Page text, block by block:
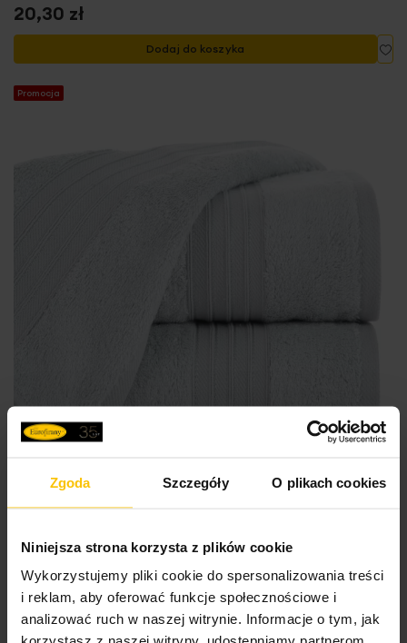
Zgoda Szczegóły O plikach cookies
Niniejsza strona korzysta z plików cookie
Wykorzystujemy pliki cookie do spersonalizowania treści
i reklam, aby oferować funkcje społecznościowe i
analizować ruch w naszej witrynie. Informacje o tym, jak
20,30 zł
Dodaj do koszyka
Promocja
Ręcznik kąpielowy 50x90 cm bawełniany kolor srebrny
zdobiony bordiura w paski 550 g/m2 AURA